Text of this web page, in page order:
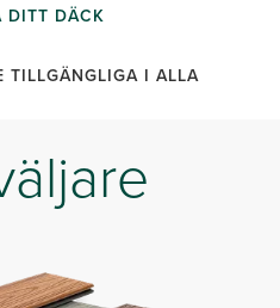
DITT DÄCK
TILLGÄNGLIGA I ALLA